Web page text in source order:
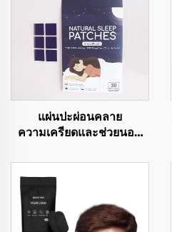
แผ่นปะผ่อนคลาย
ความเครียดและช่วยนอน
ประกอบธรรมชาติช่วยการ